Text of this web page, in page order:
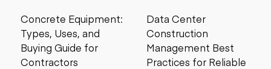
Concrete Equipment:
Types, Uses, and
Buying Guide for
Contractors
Data Center
Construction
Management Best
Practices for Reliable